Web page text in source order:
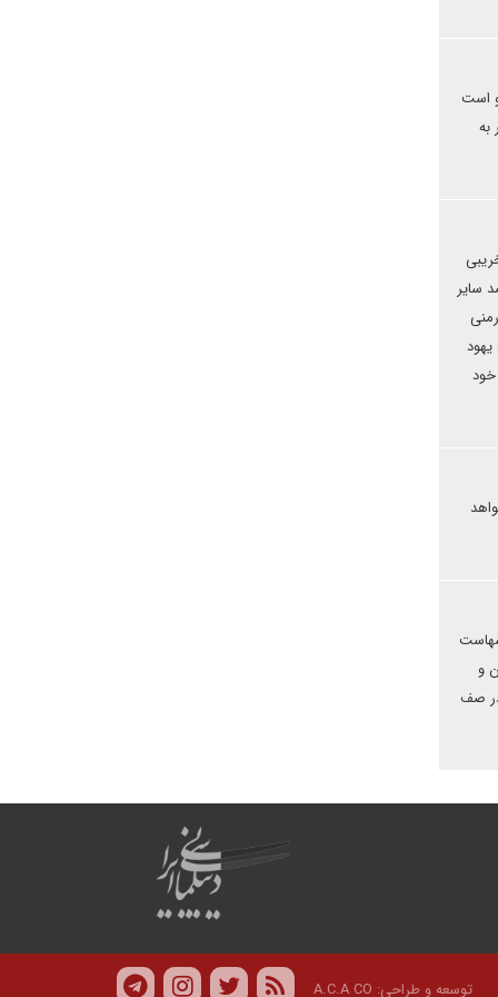
است
به
سایر
و
صف
توسعه و طراحی: A.C.A CO